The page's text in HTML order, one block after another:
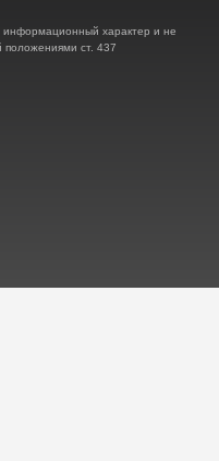
характер и не
положениями ст. 437